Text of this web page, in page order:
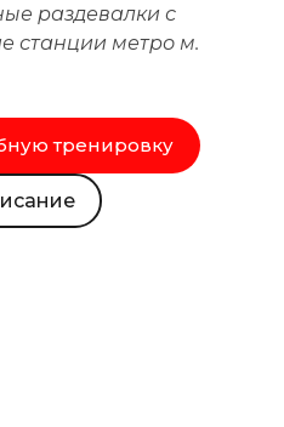
раздевалки с
станции метро м.
тренировку